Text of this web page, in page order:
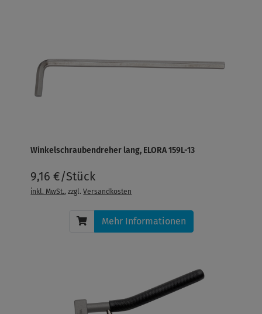
Winkelschraubendreher lang, ELORA 159L-13
9,16 €/Stück
inkl. MwSt., zzgl.Versandkosten
Mehr Informationen